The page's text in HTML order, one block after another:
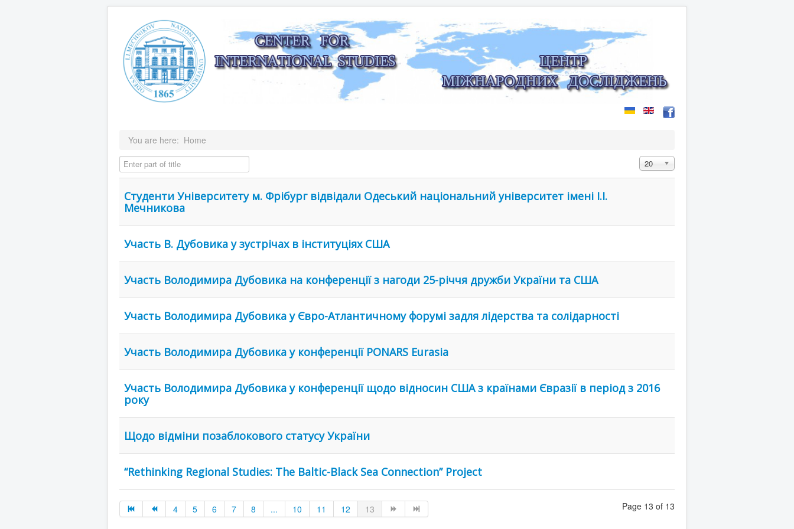
You are here: Home
Enter part of title Display #
20
Студенти Університету м. Фрібург відвідали Одеський національний університет імені І.І.
Мечникова
Участь В. Дубовика у зустрічах в інституціях США
Участь Володимира Дубовика на конференції з нагоди 25-річчя дружби України та США
Участь Володимира Дубовика у Євро-Атлантичному форумі задля лідерства та солідарності
Участь Володимира Дубовика у конференції PONARS Eurasia
Участь Володимира Дубовика у конференції щодо відносин США з країнами Євразії в період з 2016
року
Щодо відміни позаблокового статусу України
“Rethinking Regional Studies: The Baltic-Black Sea Connection” Project
Page 13 of 13
4 5 6 7 8 ... 10 11 12 13